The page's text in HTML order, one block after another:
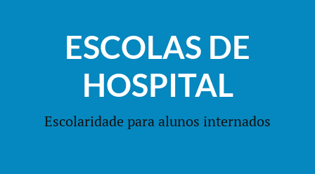
ESCOLAS DE
HOSPITAL
Escolaridade para alunos internados